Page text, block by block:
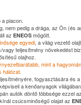
piacon.
nem pedig a drága, az Ön (és
áll az ENEOS mögött.
egyedi, a világ vezető
teljesítmény növekedést
olajhoz.
mint a
hálózat.
fogyasztására és
a kenőanyagok
autók döntő többsége ezzel
csúcsminőségű olajat az